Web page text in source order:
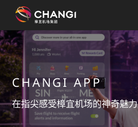
所
有
樟
宜
网
站:
CHANGI APP
在指尖感受樟宜机场的神奇魅力